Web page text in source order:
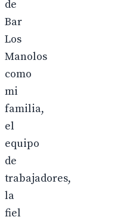
de
Bar
Los
Manolos
como
mi
familia,
el
equipo
de
trabajadores,
la
fiel